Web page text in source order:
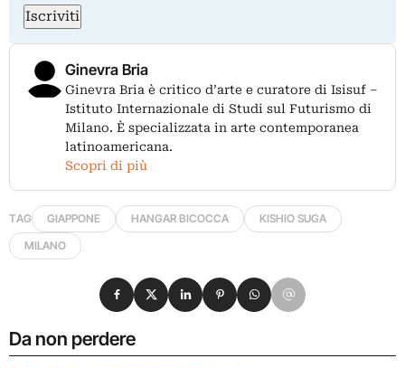
Iscriviti
Ginevra Bria
Ginevra Bria è critico d’arte e curatore di Isisuf –
Istituto Internazionale di Studi sul Futurismo di
Milano. È specializzata in arte contemporanea
latinoamericana.
Scopri di più
TAG GIAPPONE HANGAR BICOCCA
KISHIO SUGA
MILANO
Da non perdere
Condividi su Facebook
Condividi su X
Condividi su LinkedIn
Condividi su Pinterest
Condividi su WhatsApp
Condividi su Email